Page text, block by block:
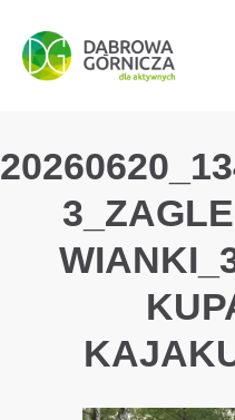
PRZEJDŹ DO MENU
PRZEJDŹ DO
PRZEJDŹ DO TREŚCI